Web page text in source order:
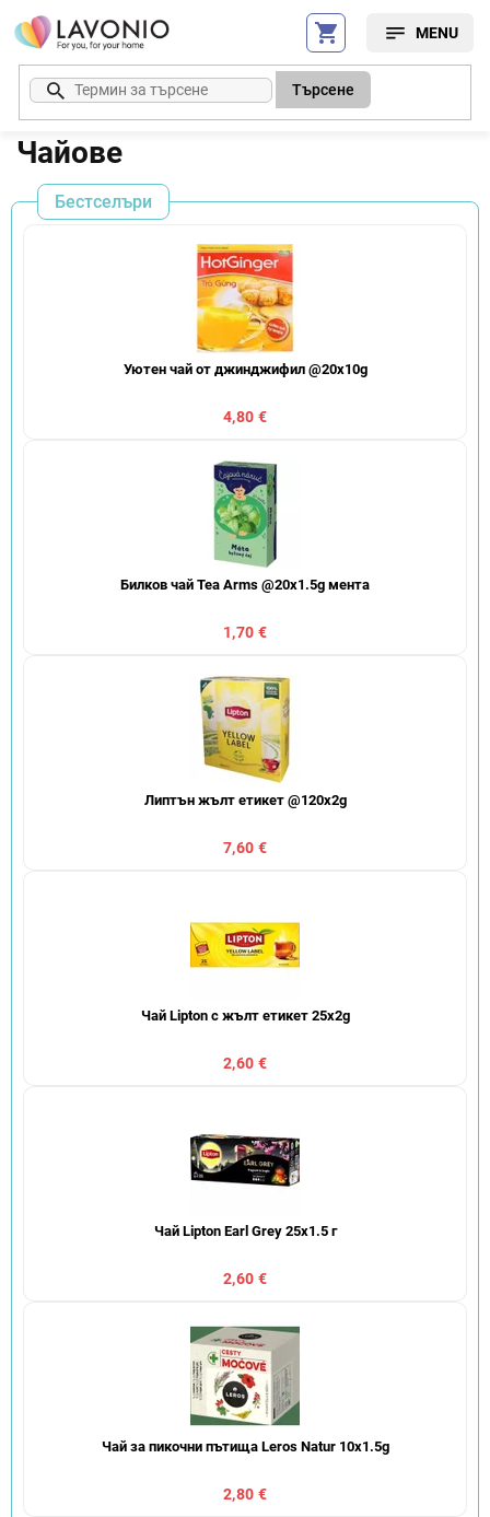
Преминаване
към
съдържанието
Търсене
Чайове
Бестселъри
Уютен чай от джинджифил @20x10g
4,80 €
Билков чай Tea Arms @20x1.5g мента
1,70 €
Липтън жълт етикет @120x2g
7,60 €
Чай Lipton с жълт етикет 25x2g
2,60 €
Чай Lipton Earl Grey 25x1.5 г
2,60 €
Чай за пикочни пътища Leros Natur 10x1.5g
2,80 €